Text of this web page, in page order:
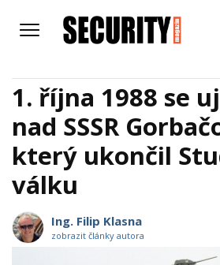
1. října 1988 se
nad SSSR
který ukončil
válku
Ing. Filip Klasna
zobrazit články autora